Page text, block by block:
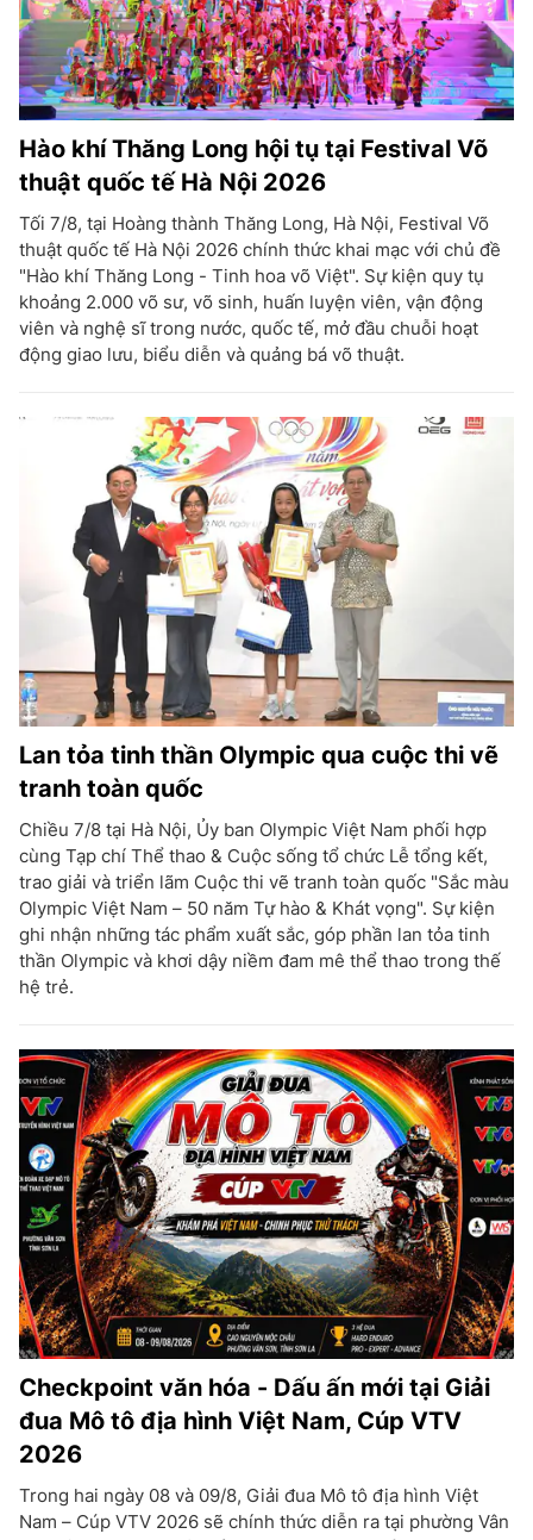
Hào khí Thăng Long hội tụ tại Festival Võ
thuật quốc tế Hà Nội 2026
Tối 7/8, tại Hoàng thành Thăng Long, Hà Nội, Festival Võ
thuật quốc tế Hà Nội 2026 chính thức khai mạc với chủ đề
"Hào khí Thăng Long - Tinh hoa võ Việt". Sự kiện quy tụ
khoảng 2.000 võ sư, võ sinh, huấn luyện viên, vận động
viên và nghệ sĩ trong nước, quốc tế, mở đầu chuỗi hoạt
động giao lưu, biểu diễn và quảng bá võ thuật.
Lan tỏa tinh thần Olympic qua cuộc thi vẽ
tranh toàn quốc
Chiều 7/8 tại Hà Nội, Ủy ban Olympic Việt Nam phối hợp
cùng Tạp chí Thể thao & Cuộc sống tổ chức Lễ tổng kết,
trao giải và triển lãm Cuộc thi vẽ tranh toàn quốc "Sắc màu
Olympic Việt Nam – 50 năm Tự hào & Khát vọng". Sự kiện
ghi nhận những tác phẩm xuất sắc, góp phần lan tỏa tinh
thần Olympic và khơi dậy niềm đam mê thể thao trong thế
hệ trẻ.
Checkpoint văn hóa - Dấu ấn mới tại Giải
đua Mô tô địa hình Việt Nam, Cúp VTV
2026
Trong hai ngày 08 và 09/8, Giải đua Mô tô địa hình Việt
Nam – Cúp VTV 2026 sẽ chính thức diễn ra tại phường Vân